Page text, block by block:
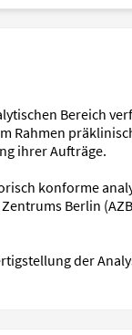
Bereich
Rahmen
ihrer Aufträge.
konforme
Berlin
der